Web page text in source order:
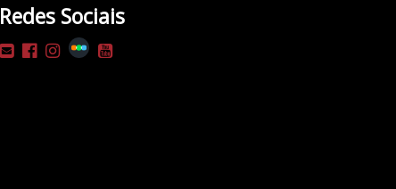
Redes Sociais